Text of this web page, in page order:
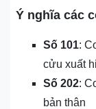
Ý nghĩa các
Số 101:
cửu xuất
Số 202:
bản thân